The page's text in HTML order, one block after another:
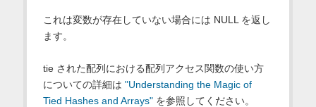
これは変数が存在していない場合には NULL を返し
ます。
tie された配列における配列アクセス関数の使い方
についての詳細は "Understanding the Magic of
Tied Hashes and Arrays"を参照してください。